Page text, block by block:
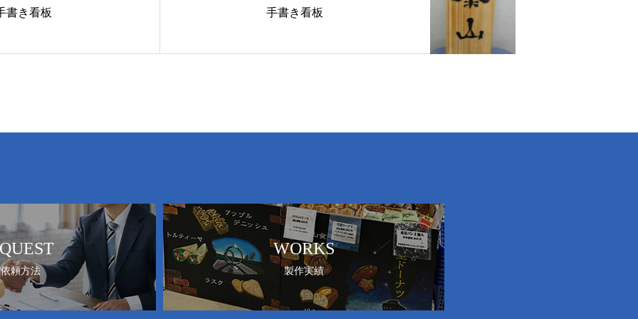
書き看板 手書き看板
頼方法
WORKS
製作実績